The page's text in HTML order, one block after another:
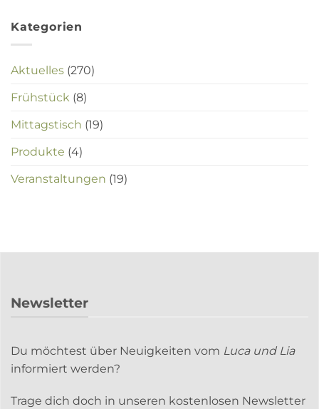
Kategorien
Aktuelles (270)
Frühstück (8)
Mittagstisch (19)
Produkte (4)
Veranstaltungen (19)
Newsletter
Du möchtest über Neuigkeiten vom Luca und Lia
informiert werden?
Trage dich doch in unseren kostenlosen Newsletter